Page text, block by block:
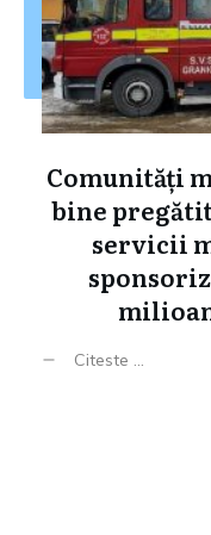
Comunități
bine
servicii
Citeste ...